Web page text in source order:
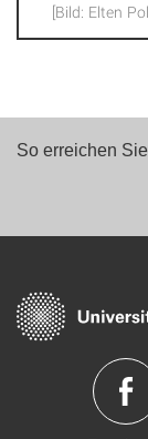
[Bild: Elten
So erreichen